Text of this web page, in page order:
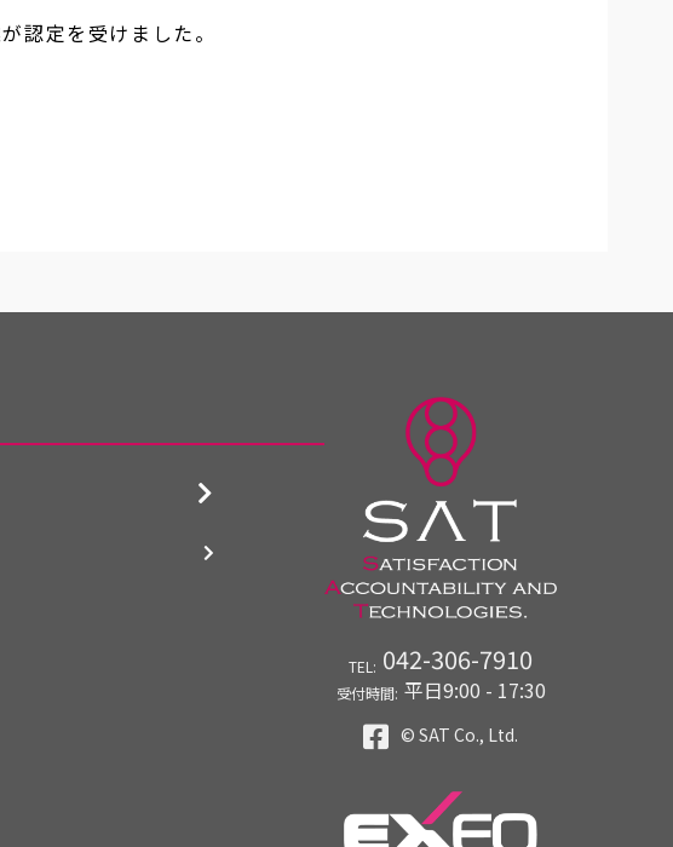
認定を受けました。
TEL: 042-306-7910
受付時間: 平日9:00 - 17:30
© SAT Co., Ltd.